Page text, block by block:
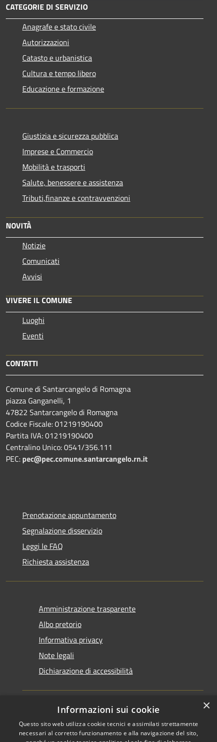
CATEGORIE DI SERVIZIO
Anagrafe e stato civile
Autorizzazioni
Catasto e urbanistica
Cultura e tempo libero
Educazione e formazione
Giustizia e sicurezza pubblica
Imprese e Commercio
Mobilità e trasporti
Salute, benessere e assistenza
Tributi,finanze e contravvenzioni
NOVITÀ
Notizie
Comunicati
Avvisi
VIVERE IL COMUNE
Luoghi
Eventi
CONTATTI
Comune di Santarcangelo di Romagna
piazza Ganganelli, 1
47822 Santarcangelo di Romagna
Codice Fiscale: 01219190400
Partita IVA: 01219190400
Centralino Unico: 0541/356.111
PEC: pec@pec.comune.santarcangelo.rn.it
Prenotazione appuntamento
Segnalazione disservizio
Leggi le FAQ
Richiesta assistenza
Amministrazione trasparente
Albo pretorio
Informativa privacy
Note legali
Dichiarazione di accessibilità
RSS
Copyright © 2026 • Comune di
×
Informazioni sui cookie
Questo sito web utilizza cookie tecnici e assimilati strettamente
necessari al corretto funzionamento e alla navigazione del sito,